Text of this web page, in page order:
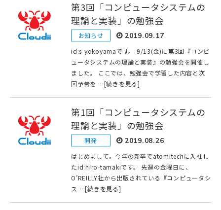
第3回「コンピュータシステムの
理論と実装」の勉強会
お知らせ 2019.09.17
id:s-yokoyamaです。 9/13(金)に第3回『コンピ
ュータシステムの理論と実装』の勉強会を開催し
ました。 ここでは、勉強会で学習した内容と次
回予告を …[続きを見る]
第1回「コンピュータシステムの
理論と実装」の勉強会
開発 2019.08.26
はじめまして。今年の新卒でatomitechに入社し
たid:hiro-tamakiです。 先週の金曜日に、
O’REILLY社から出版されている『コンピュータシ
ス …[続きを見る]